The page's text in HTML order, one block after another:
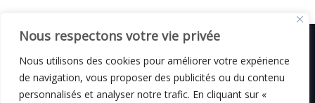
Nous respectons votre vie privée
Nous utilisons des cookies pour améliorer votre expérience
de navigation, vous proposer des publicités ou du contenu
personnalisés et analyser notre trafic. En cliquant sur «
© C i E M2026